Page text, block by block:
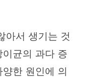
아서 생기는 것
균의 과다 증
한 원인에 의